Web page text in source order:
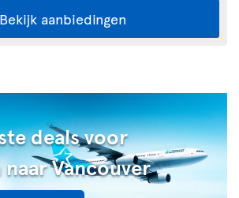
Bekijk aanbiedingen
deals voor
Vancouver